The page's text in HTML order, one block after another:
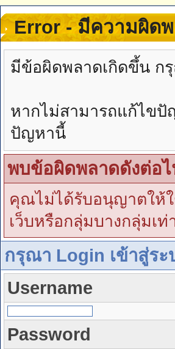
Error - มีความผิดพ
มีข้อผิดพลาดเกิดขึ้น ก
หากไม่สามารถแก้ไขปั
ปัญหานี้
พบข้อผิดพลาดดังต่อ
คุณไม่ได้รับอนุญาตให้ใ
เว็บหรือกลุ่มบางกลุ่มเ
กรุณา Login เข้าสู่ระ
Username
Password